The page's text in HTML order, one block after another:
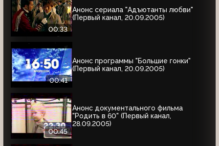
00:33
Анонс сериала "Адъютанты любви"
(Первый канал, 20.09.2005)
00:41
Анонс программы "Большие гонки"
(Первый канал, 20.09.2005)
00:45
Анонс документального фильма
"Родить в 60" (Первый канал,
28.09.2005)